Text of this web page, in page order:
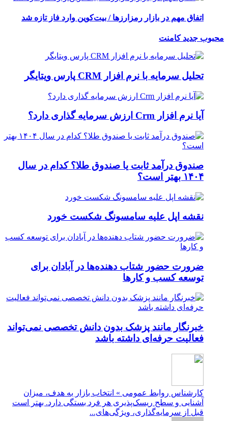
اتفاق مهم در بازار رمزارزها / بیت‌کوین وارد فاز تازه شد
محبوب جدیدکامنت
تحلیل سرمایه با نرم افزار CRM پارس ویتایگر
آیا نرم افزار Crm ارزش سرمایه گذاری دارد؟
صندوق درآمد ثابت یا صندوق طلا؟ کدام در سال
۱۴۰۴ بهتر است؟
نقشه اپل علیه سامسونگ شکست خورد
ضرورت حضور شتاب ‌دهنده‌ها در آبادان برای
توسعه کسب‌ و کارها
خبرنگار مانند پزشک بدون دانش تخصصی نمی‌تواند
فعالیت حرفه‌ای داشته باشد
کارشناس روابط عمومی » انتخاب بازار به هدف، میزان
آشنایی و سطح ریسک‌پذیری هر فرد بستگی دارد. بهتر است
قبل از سرمایه‌گذاری، ویژگی‌های...